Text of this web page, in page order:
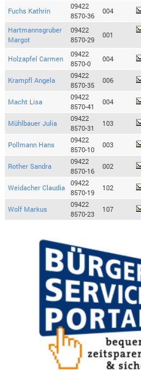
Fuchs Kathrin
09422
8570-36
004
Hartmannsgruber
Margot
09422
8570-29
001
Holzapfel Carmen
09422
8570-0
004
Krampfl Angela
09422
8570-35
006
Macht Lisa
09422
8570-41
004
Mühlbauer Julia
09422
8570-31
103
Pollmann Hans
09422
8570-10
003
Rother Sandra
09422
8570-16
002
Weidacher Claudia
09422
8570-19
102
Wolf Markus
09422
8570-23
107